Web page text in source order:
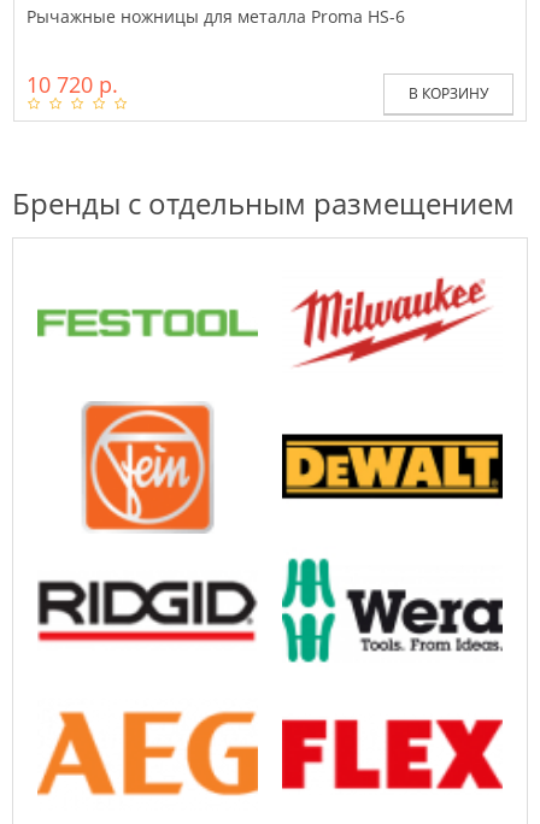
Рычажные ножницы для металла Proma HS-6
10 720 р. В КОРЗИНУ
Бренды с отдельным размещением